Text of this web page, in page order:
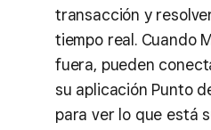
transacción y
tiempo real. Cuando
fuera, pueden
su aplicación Punto
para ver lo que está